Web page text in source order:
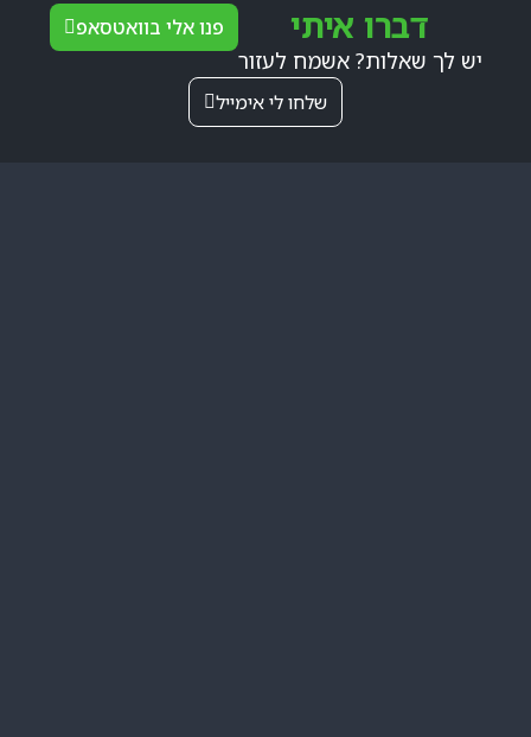
דברו איתי
יש לך שאלות? אשמח לעזור
פנו אלי בוואטסאפ
שלחו לי אימייל